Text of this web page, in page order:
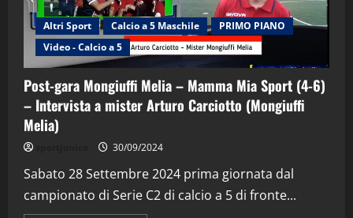
Altri Sport Calcio a 5 Maschile
PRIMO PIANO
Video - Calcio a 5
Post-gara Mongiuffi Melia – Mamma Mia Sport (4-6)
– Intervista a mister Arturo Carciotto (Mongiuffi
Melia)
30/09/2024
Sabato 28 Settembre 2024 prima giornata dal
campionato di Serie C2 di calcio a 5 di fronte...
2
“SportEmpire” in Podcast: 29^ Puntata
(Martedi 28 Aprile 2026)
28/04/2026